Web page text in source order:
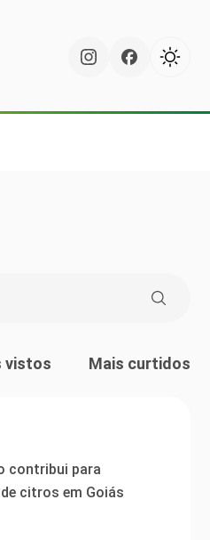
vistos Mais curtidos
contribui para
citros em Goiás